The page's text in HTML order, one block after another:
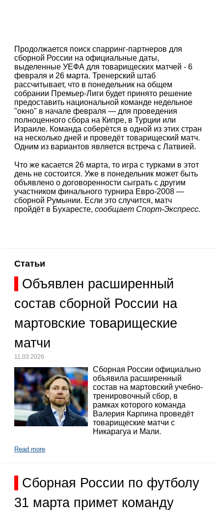
Продолжается поиск спарринг-партнеров для
сборной России на официальные даты,
выделенные УЕФА для товарищеских матчей - 6
февраля и 26 марта. Тренерский штаб
рассчитывает, что в понедельник на общем
собрании Премьер-Лиги будет принято решение
предоставить национальной команде недельное
"окно" в начале февраля — для проведения
полноценного сбора на Кипре, в Турции или
Израиле. Команда соберётся в одной из этих стран
на несколько дней и проведёт товарищеский матч.
Одним из вариантов является встреча с Латвией.
Что же касается 26 марта, то игра с турками в этот
день не состоится. Уже в понедельник может быть
объявлено о договоренности сыграть с другим
участником финального турнира Eвро-2008 —
сборной Румынии. Если это случится, матч
пройдёт в Бухаресте,сообщает Спорт-Экспресс.
Статьи
Объявлен расширенный
состав сборной России на
мартовские товарищеские
матчи
11.03.2026
Сборная России официально
объявила расширенный
состав на мартовский учебно-
тренировочный сбор, в
рамках которого команда
Валерия Карпина проведёт
товарищеские матчи с
Никарагуа и Мали.
Read more
Сборная России по футболу
31 марта примет команду